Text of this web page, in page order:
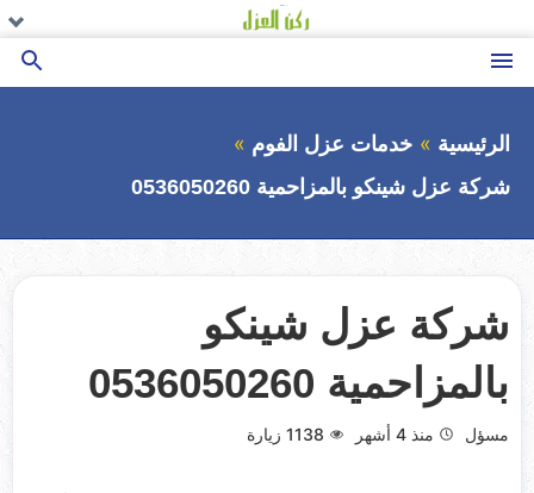
إلى
القائمة
بحث
الرئيسية
خدمات عزل الفوم
شركة عزل شينكو بالمزاحمية 0536050260
شركة عزل شينكو
بالمزاحمية 0536050260
مسؤل منذ 4 أشهر 1138 زيارة